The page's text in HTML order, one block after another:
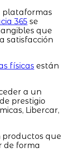
plataformas
365 se
que
satisfacción
físicas están
a un
prestigio
Libercar,
productos que
de forma